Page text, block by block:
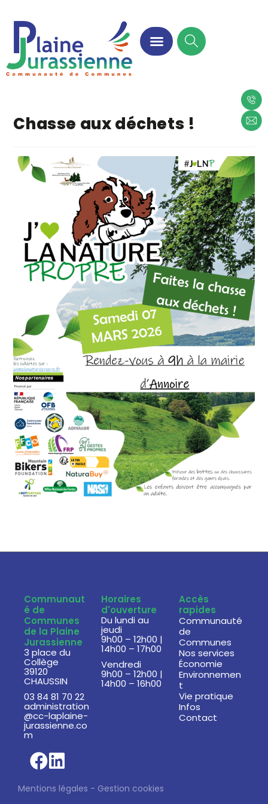
Chasse aux déchets !
Communaut
é de
Communes
de la Plaine
Jurassienne
3 place du
Collège
39120
CHAUSSIN
03 84 81 70 22
administration
@cc-laplaine-
jurassienne.co
m
Horaires
d'ouverture
Du lundi au
jeudi
9h00 – 12h00 |
14h00 – 17h00
Vendredi
9h00 – 12h00 |
14h00 – 16h00
Accès
rapides
Communauté
de
Communes
Nos services
Économie
Environnemen
t
Vie pratique
Infos
Contact
Mentions légales - Gestion cookies